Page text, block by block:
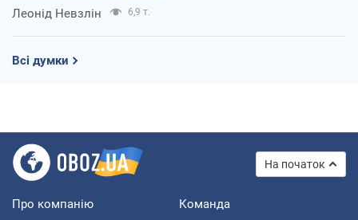
Леонід Невзлін 6,9 т.
Всі думки
На початок
Про компанію Команда